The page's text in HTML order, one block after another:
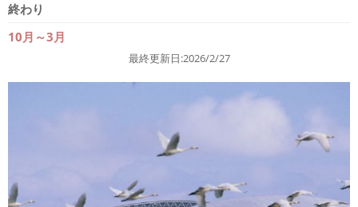
終わり
10月～3月
最終更新日:2026/2/27